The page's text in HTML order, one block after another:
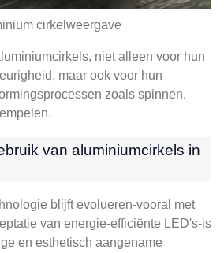
cirkelweergave
niet alleen voor hun
maar ook voor hun
zoals spinnen,
van aluminiumcirkels in
blijft evolueren-vooral met
van energie-efficiënte LED's-is
en esthetisch aangename